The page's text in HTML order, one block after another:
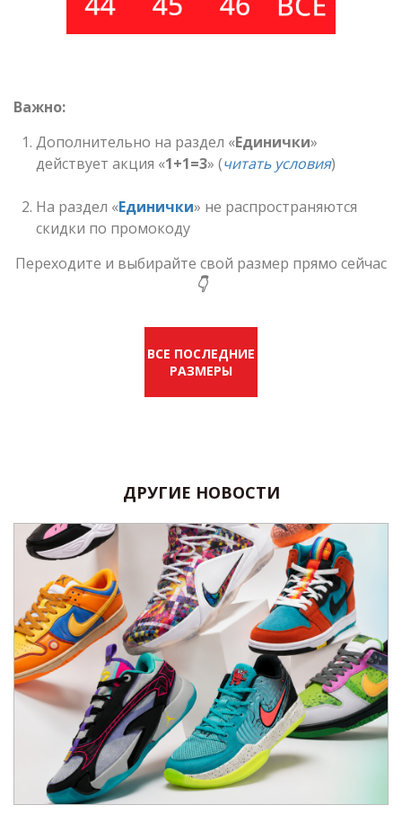
Важно:
Дополнительно на раздел «Единички»
действует акция «1+1=3» (читать условия)
На раздел «Единички» не распространяются
скидки по промокоду
Переходите и выбирайте свой размер прямо сейчас
👇
ВСЕ ПОСЛЕДНИЕ
РАЗМЕРЫ
ДРУГИЕ НОВОСТИ